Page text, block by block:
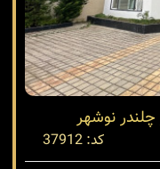
نوشهر
کد: 37912